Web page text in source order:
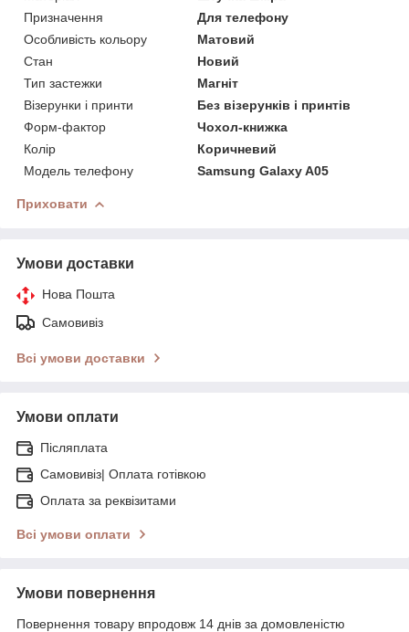
Призначення
Для телефону
Особливість кольору
Матовий
Стан
Новий
Тип застежки
Магніт
Візерунки і принти
Без візерунків і принтів
Форм-фактор
Чохол-книжка
Колір
Коричневий
Модель телефону
Samsung Galaxy A05
Приховати
Умови доставки
Нова Пошта
Самовивіз
Всі умови доставки
Умови оплати
Післяплата
Самовивіз| Оплата готівкою
Оплата за реквізитами
Всі умови оплати
Умови повернення
Повернення товару впродовж 14 днів за домовленістю